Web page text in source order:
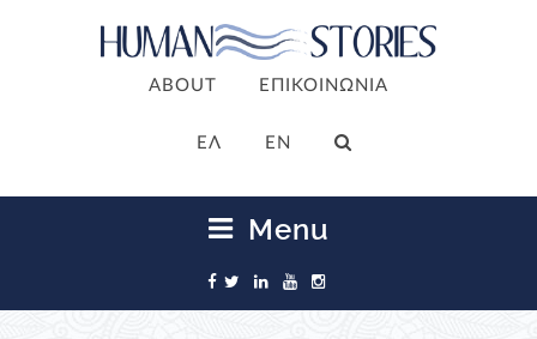
ABOUT ΕΠΙΚΟΙΝΩΝΙΑ
ΕΛ EN
Menu